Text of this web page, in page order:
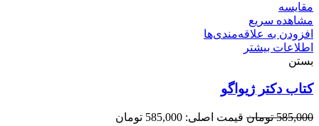
مقایسه
مشاهده سریع
افزودن به علاقه‌مندی‌ها
اطلاعات بیشتر
بستن
کتاب دکتر ژیواگو
585,000 تومان
قیمت اصلی: 585,000 تومان